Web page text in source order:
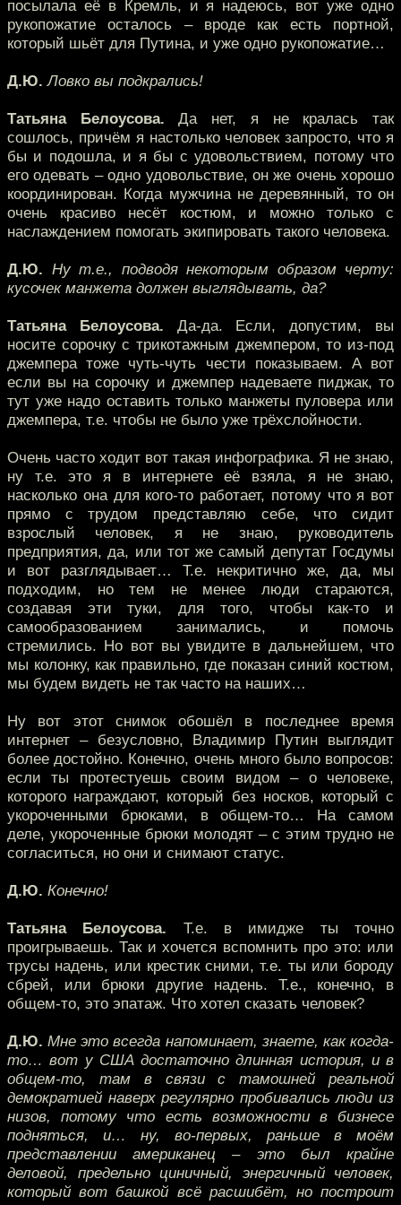
посылала её в Кремль, и я надеюсь, вот уже одно
рукопожатие осталось – вроде как есть портной,
который шьёт для Путина, и уже одно рукопожатие…
Д.Ю. Ловко вы подкрались!
Татьяна Белоусова. Да нет, я не кралась так
сошлось, причём я настолько человек запросто, что я
бы и подошла, и я бы с удовольствием, потому что
его одевать – одно удовольствие, он же очень хорошо
координирован. Когда мужчина не деревянный, то он
очень красиво несёт костюм, и можно только с
наслаждением помогать экипировать такого человека.
Д.Ю. Ну т.е., подводя некоторым образом черту:
кусочек манжета должен выглядывать, да?
Татьяна Белоусова. Да-да. Если, допустим, вы
носите сорочку с трикотажным джемпером, то из-под
джемпера тоже чуть-чуть чести показываем. А вот
если вы на сорочку и джемпер надеваете пиджак, то
тут уже надо оставить только манжеты пуловера или
джемпера, т.е. чтобы не было уже трёхслойности.
Очень часто ходит вот такая инфографика. Я не знаю,
ну т.е. это я в интернете её взяла, я не знаю,
насколько она для кого-то работает, потому что я вот
прямо с трудом представляю себе, что сидит
взрослый человек, я не знаю, руководитель
предприятия, да, или тот же самый депутат Госдумы
и вот разглядывает… Т.е. некритично же, да, мы
подходим, но тем не менее люди стараются,
создавая эти туки, для того, чтобы как-то и
самообразованием занимались, и помочь
стремились. Но вот вы увидите в дальнейшем, что
мы колонку, как правильно, где показан синий костюм,
мы будем видеть не так часто на наших…
Ну вот этот снимок обошёл в последнее время
интернет – безусловно, Владимир Путин выглядит
более достойно. Конечно, очень много было вопросов:
если ты протестуешь своим видом – о человеке,
которого награждают, который без носков, который с
укороченными брюками, в общем-то… На самом
деле, укороченные брюки молодят – с этим трудно не
согласиться, но они и снимают статус.
Д.Ю. Конечно!
Татьяна Белоусова. Т.е. в имидже ты точно
проигрываешь. Так и хочется вспомнить про это: или
трусы надень, или крестик сними, т.е. ты или бороду
сбрей, или брюки другие надень. Т.е., конечно, в
общем-то, это эпатаж. Что хотел сказать человек?
Д.Ю. Мне это всегда напоминает, знаете, как когда-
то… вот у США достаточно длинная история, и в
общем-то, там в связи с тамошней реальной
демократией наверх регулярно пробивались люди из
низов, потому что есть возможности в бизнесе
подняться, и… ну, во-первых, раньше в моём
представлении американец – это был крайне
деловой, предельно циничный, энергичный человек,
который вот башкой всё расшибёт, но построит